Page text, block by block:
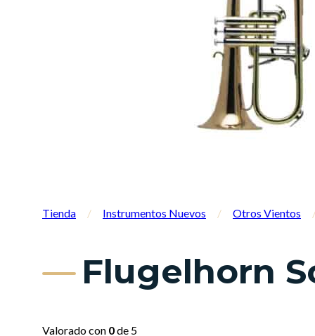
Tienda / Instrumentos Nuevos / Otros Vientos
Flugelhorn
Valorado con 0de 5